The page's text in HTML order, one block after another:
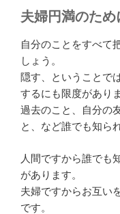
夫婦円満のた
自分のことをすべて
しょう。
隠す、ということで
するにも限度があり
過去のこと、自分の
と、など誰でも知ら
人間ですから誰でも
があります。
夫婦ですからお互い
です。